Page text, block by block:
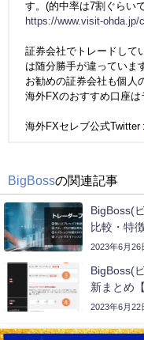
す。(的中率は7割ぐらい
https://www.visit-ohda.jp/
証券会社でトレードして
は随分勝手が違っていま
お勧めの証券会社も個人
海外FXのおすすめ口座は
海外FXセレブ公式Twitter :
BigBossの関連記事
BigBoss(
比較・特
2023年6月26
BigBoss(
新まとめ
2023年6月22